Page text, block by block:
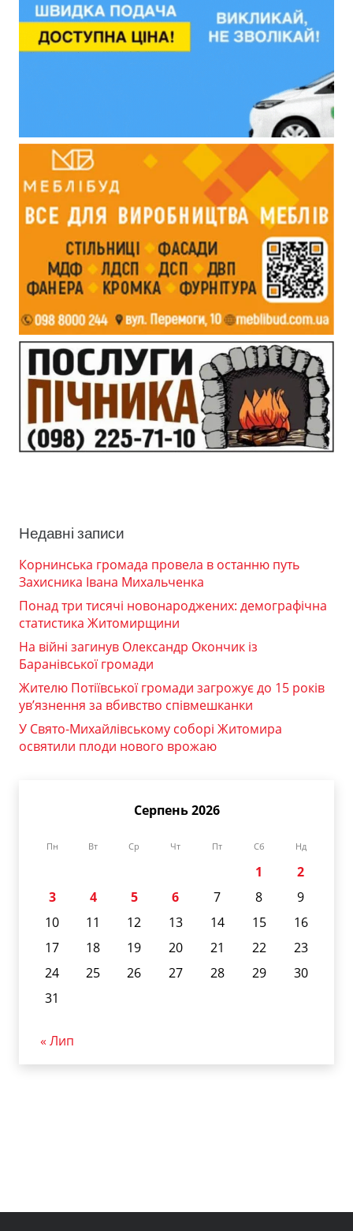
Недавні записи
Корнинська громада провела в останню путь
Захисника Івана Михальченка
Понад три тисячі новонароджених: демографічна
статистика Житомирщини
На війні загинув Олександр Окончик із
Баранівської громади
Жителю Потіївської громади загрожує до 15 років
ув’язнення за вбивство співмешканки
У Свято-Михайлівському соборі Житомира
освятили плоди нового врожаю
Серпень 2026
Пн Вт Ср Чт Пт Сб Нд
1
2
3
4 5 6 7 8
9
10
11 12 13 14 15
16
17
18 19 20 21 22
23
24
25 26 27 28 29
30
31
« Лип